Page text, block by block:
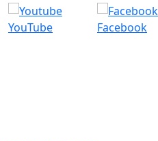
YouTube Facebook